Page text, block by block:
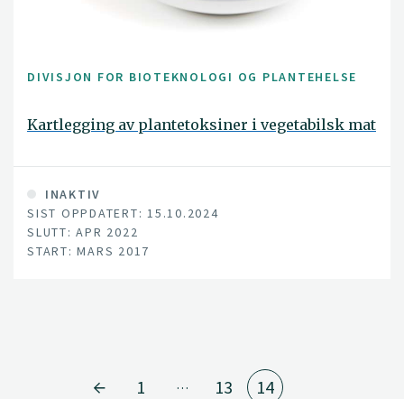
DIVISJON FOR BIOTEKNOLOGI OG PLANTEHELSE
Kartlegging av plantetoksiner i vegetabilsk mat
INAKTIV
SIST OPPDATERT: 15.10.2024
SLUTT: APR 2022
START: MARS 2017
1 … 13
14